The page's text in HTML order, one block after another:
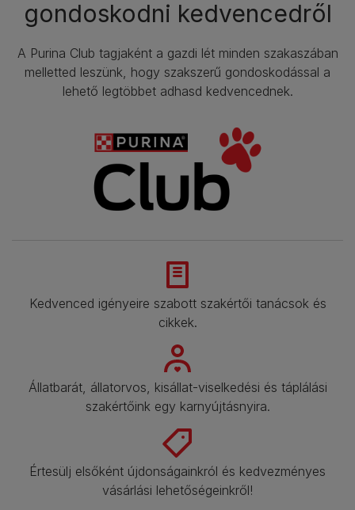
gondoskodni kedvencedről
A Purina Club tagjaként a gazdi lét minden szakaszában
melletted leszünk, hogy szakszerű gondoskodással a
lehető legtöbbet adhasd kedvencednek.​
Kedvenced igényeire szabott szakértői tanácsok és
cikkek.​
Állatbarát, állatorvos, kisállat-viselkedési és táplálási
szakértőink egy karnyújtásnyira.​
Értesülj elsőként újdonságainkról és kedvezményes
vásárlási lehetőségeinkről!​